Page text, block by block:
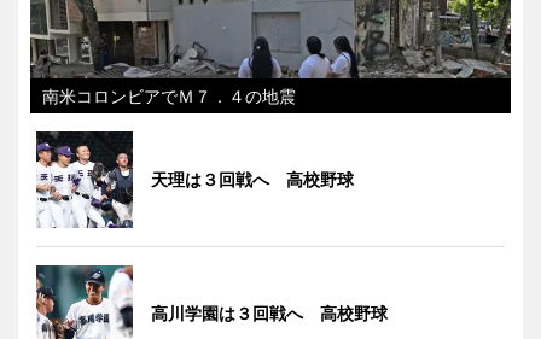
南米コロンビアでＭ７．４の地震
天理は３回戦へ 高校野球
高川学園は３回戦へ 高校野球